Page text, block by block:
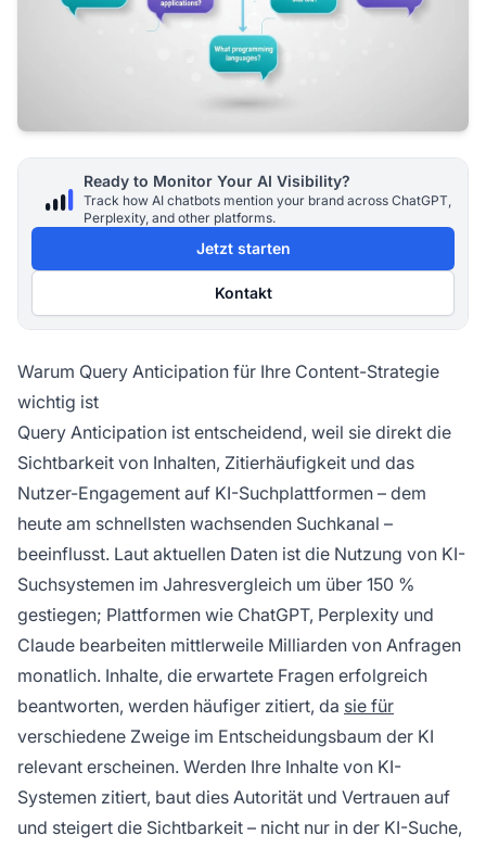
Ready to Monitor Your AI Visibility?
Track how AI chatbots mention your brand across ChatGPT,
Perplexity, and other platforms.
Jetzt starten
Kontakt
Warum Query Anticipation für Ihre Content-Strategie
wichtig ist
Query Anticipation ist entscheidend, weil sie direkt die
Sichtbarkeit von Inhalten, Zitierhäufigkeit und das
Nutzer-Engagement auf KI-Suchplattformen – dem
heute am schnellsten wachsenden Suchkanal –
beeinflusst. Laut aktuellen Daten ist die Nutzung von KI-
Suchsystemen im Jahresvergleich um über 150 %
gestiegen; Plattformen wie ChatGPT, Perplexity und
Claude bearbeiten mittlerweile Milliarden von Anfragen
monatlich. Inhalte, die erwartete Fragen erfolgreich
beantworten, werden häufiger zitiert, da sie für
verschiedene Zweige im Entscheidungsbaum der KI
relevant erscheinen. Werden Ihre Inhalte von KI-
Systemen zitiert, baut dies Autorität und Vertrauen auf
und steigert die Sichtbarkeit – nicht nur in der KI-Suche,